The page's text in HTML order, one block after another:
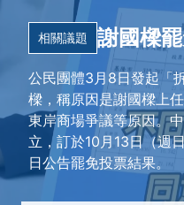
相關議題 謝國樑
公民團體3月8日發起「
樑，稱原因是謝國樑上
東岸商場爭議等原因。
立，訂於10月13日（週
日公告罷免投票結果。